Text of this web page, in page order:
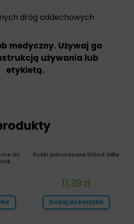
dróg oddechowych
medyczny. Używaj go
używania lub
etykietą.
Kubki jednorazowe 100szt żółte
11,39 zł
Dodaj do koszyka
do